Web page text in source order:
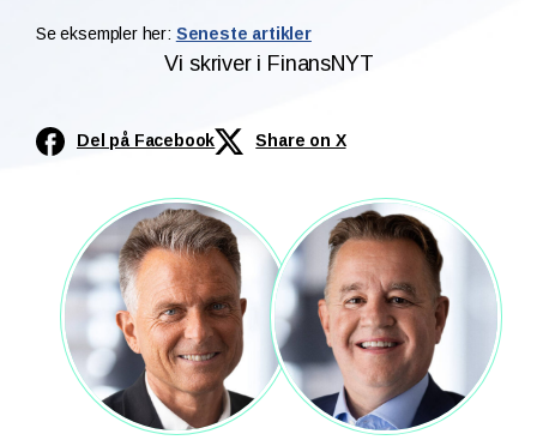
Se eksempler her: Seneste artikler
Vi skriver i FinansNYT
Del på Facebook Share on X